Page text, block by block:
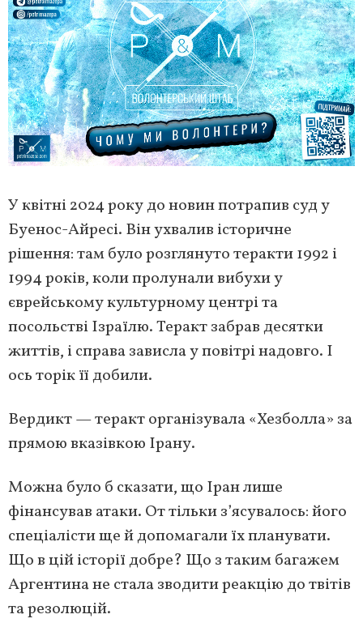
У квітні 2024 року до новин потрапив суд у
Буенос-Айресі. Він ухвалив історичне
рішення: там було розглянуто теракти 1992 і
1994 років, коли пролунали вибухи у
єврейському культурному центрі та
посольстві Ізраїлю. Теракт забрав десятки
життів, і справа зависла у повітрі надовго. І
ось торік її добили.
Вердикт — теракт організувала «Хезболла» за
прямою вказівкою Ірану.
Можна було б сказати, що Іран лише
фінансував атаки. От тільки з’ясувалось: його
спеціалісти ще й допомагали їх планувати.
Що в цій історії добре? Що з таким багажем
Аргентина не стала зводити реакцію до твітів
та резолюцій.